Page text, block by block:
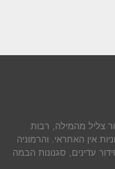
צליל מהמילה, רבות
אין האחראי. והרמוניה
עדינים, סגנונות הבמה